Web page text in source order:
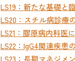
LS19：新たな基礎と
LS20：スチル病診療
LS21：膠原病内科医
LS22：IgG4関連疾患